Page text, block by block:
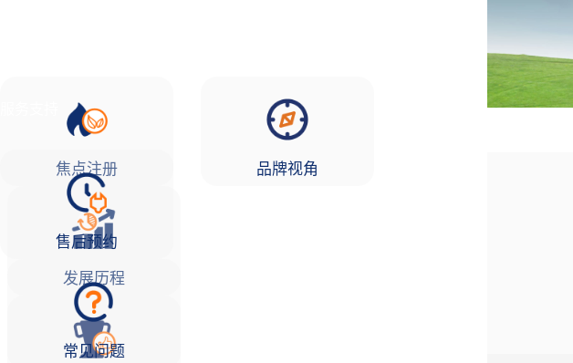
售后预约
常见问题
焦点注册
发展历程
品牌视角